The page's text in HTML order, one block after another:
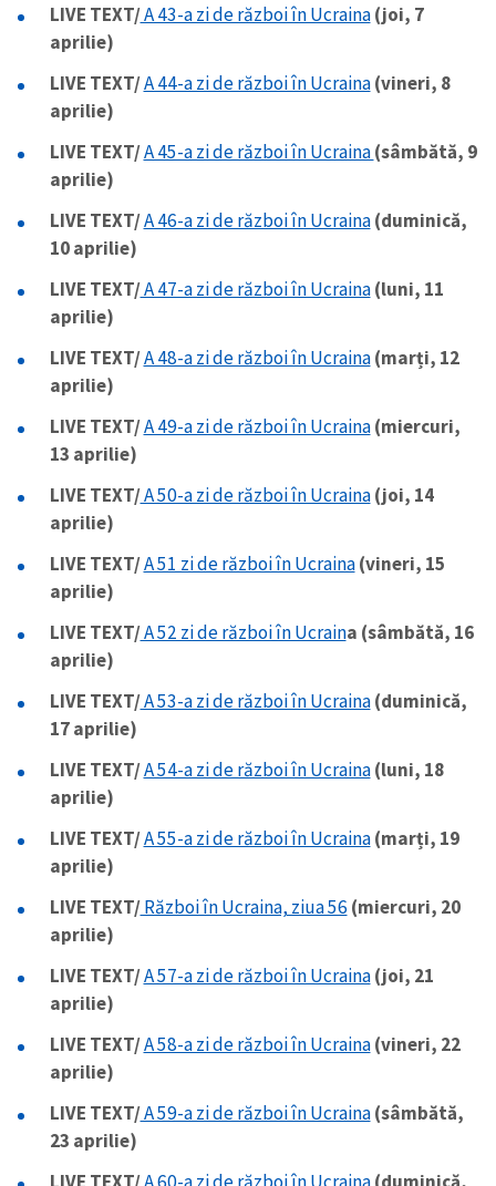
LIVE TEXT/A 43-a zi de război în Ucraina(joi, 7
aprilie)
LIVE TEXT/A 44-a zi de război în Ucraina(vineri, 8
aprilie)
LIVE TEXT/A 45-a zi de război în Ucraina(sâmbătă, 9
aprilie)
LIVE TEXT/A 46-a zi de război în Ucraina(duminică,
10 aprilie)
LIVE TEXT/A 47-a zi de război în Ucraina(luni, 11
aprilie)
LIVE TEXT/A 48-a zi de război în Ucraina(marți, 12
aprilie)
LIVE TEXT/A 49-a zi de război în Ucraina(miercuri,
13 aprilie)
LIVE TEXT/A 50-a zi de război în Ucraina(joi, 14
aprilie)
LIVE TEXT/A 51 zi de război în Ucraina(vineri, 15
aprilie)
LIVE TEXT/A 52 zi de război în Ucraina (sâmbătă, 16
aprilie)
LIVE TEXT/A 53-a zi de război în Ucraina(duminică,
17 aprilie)
LIVE TEXT/A 54-a zi de război în Ucraina(luni, 18
aprilie)
LIVE TEXT/A 55-a zi de război în Ucraina(marți, 19
aprilie)
LIVE TEXT/Război în Ucraina, ziua 56 (miercuri, 20
aprilie)
LIVE TEXT/A 57-a zi de război în Ucraina(joi, 21
aprilie)
LIVE TEXT/A 58-a zi de război în Ucraina(vineri, 22
aprilie)
LIVE TEXT/A 59-a zi de război în Ucraina(sâmbătă,
23 aprilie)
LIVE TEXT/A 60-a zi de război în Ucraina(duminică,